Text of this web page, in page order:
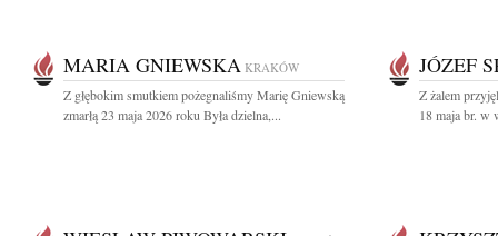
MARIA GNIEWSKA KRAKÓW
Z głębokim smutkiem pożegnaliśmy Marię Gniewską
zmarłą 23 maja 2026 roku Była dzielna,...
JÓZEF
Z żalem
18 maja br. w